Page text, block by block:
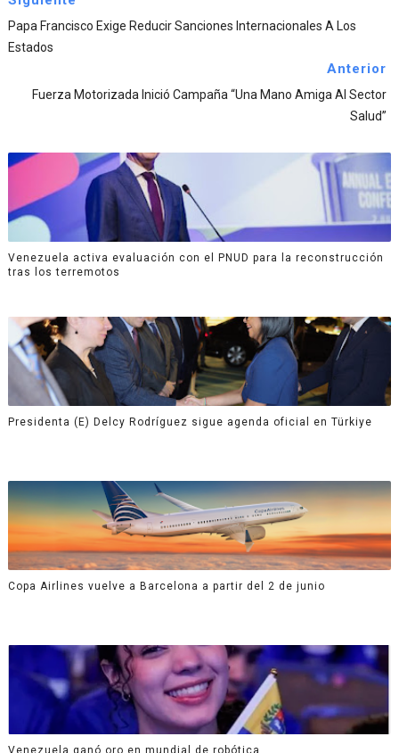
Papa Francisco Exige Reducir Sanciones Internacionales A Los
Estados
Anterior
Fuerza Motorizada Inició Campaña “Una Mano Amiga Al Sector
Salud”
Venezuela activa evaluación con el PNUD para la reconstrucción
tras los terremotos
Presidenta (E) Delcy Rodríguez sigue agenda oficial en Türkiye
Copa Airlines vuelve a Barcelona a partir del 2 de junio
Venezuela ganó oro en mundial de robótica